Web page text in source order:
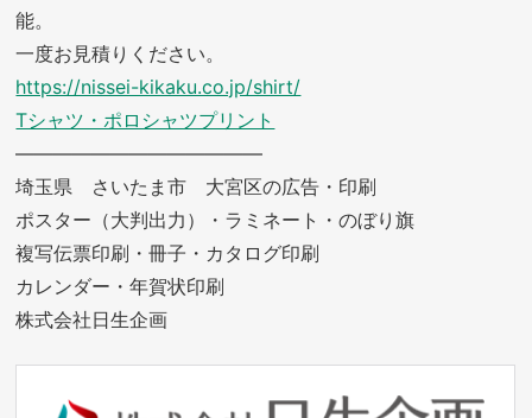
能。
一度お見積りください。
https://nissei-kikaku.co.jp/shirt/
Tシャツ・ポロシャツプリント
—————————————
埼玉県 さいたま市 大宮区の広告・印刷
ポスター（大判出力）・ラミネート・のぼり旗
複写伝票印刷・冊子・カタログ印刷
カレンダー・年賀状印刷
株式会社日生企画